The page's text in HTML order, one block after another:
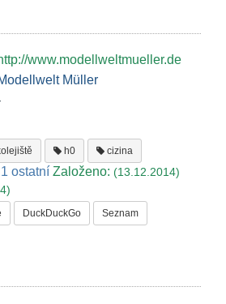
www.modellweltmueller.de
Müller
h0 cizina
1 ostatní Založeno:(13.12.2014)
DuckDuckGo Seznam